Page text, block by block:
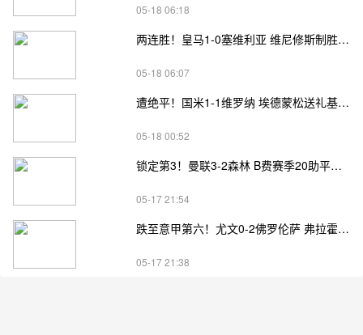
05-18 06:18
两连胜！皇马1-0塞维利亚 维尼修斯制胜马斯坦托诺中柱姆总失良机
05-18 06:07
遭绝平！国米1-1维罗纳 埃德蒙松送礼基隆·鲍伊绝平劳塔罗失良机
05-18 00:52
锁定第3！曼联3-2森林 B费赛季20助平英超纪录 卡塞米罗主场告别
05-17 21:54
跌至意甲第六！尤文0-2佛罗伦萨 弗拉霍维奇、麦肯尼进球被吹
05-17 21:38